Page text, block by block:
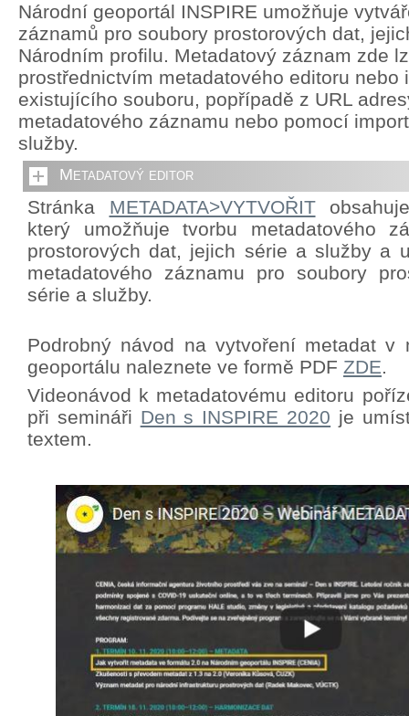
Národní geoportál INSPIRE umožňuje
záznamů pro soubory prostorových dat,
Národním profilu. Metadatový záznam zde
prostřednictvím metadatového editoru nebo
existujícího souboru, popřípadě z URL
metadatového záznamu nebo pomocí
služby.
Metadatový editor
Stránka METADATA>VYTVOŘIT
který umožňuje tvorbu metadatového
prostorových dat, jejich série a služby a
metadatového záznamu pro soubory
série a služby.
Podrobný návod na vytvoření metadat v
geoportálu naleznete ve formě PDF ZDE.
Videonávod k metadatovému editoru
při semináři Den s INSPIRE 2020 je
textem.